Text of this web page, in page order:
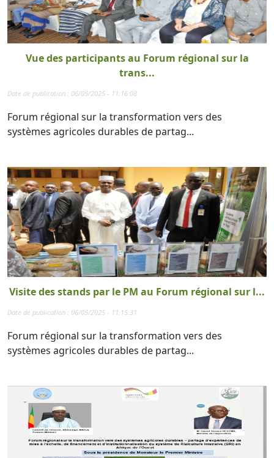
Vue des participants au Forum régional sur la
trans...
Date de publication : 06/05/2025 - 11:16:08
Forum régional sur la transformation vers des
systèmes agricoles durables de partag...
Visite des stands par le PM au Forum régional sur l...
Date de publication : 06/05/2025 - 11:15:31
Forum régional sur la transformation vers des
systèmes agricoles durables de partag...